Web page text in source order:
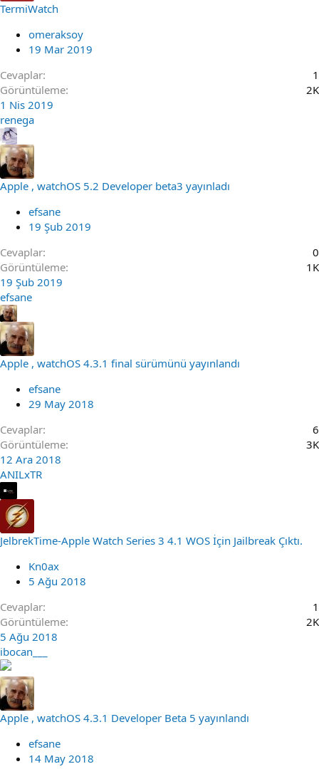
TermiWatch
omeraksoy
19 Mar 2019
Cevaplar
1
Görüntüleme
2K
1 Nis 2019
renega
Apple , watchOS 5.2 Developer beta3 yayınladı
efsane
19 Şub 2019
Cevaplar
0
Görüntüleme
1K
19 Şub 2019
efsane
Apple , watchOS 4.3.1 final sürümünü yayınlandı
efsane
29 May 2018
Cevaplar
6
Görüntüleme
3K
12 Ara 2018
ANILxTR
JelbrekTime-Apple Watch Series 3 4.1 WOS İçin Jailbreak Çıktı.
Kn0ax
5 Ağu 2018
Cevaplar
1
Görüntüleme
2K
5 Ağu 2018
ibocan___
Apple , watchOS 4.3.1 Developer Beta 5 yayınlandı
efsane
14 May 2018